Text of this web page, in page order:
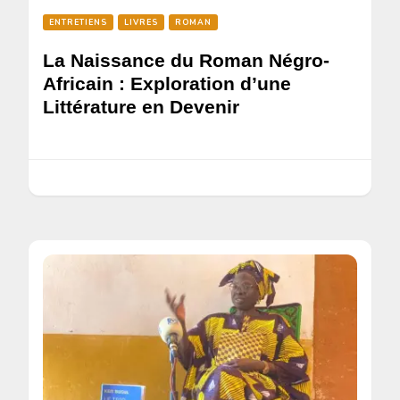
ENTRETIENS LIVRES ROMAN
La Naissance du Roman Négro-
Africain : Exploration d’une
Littérature en Devenir